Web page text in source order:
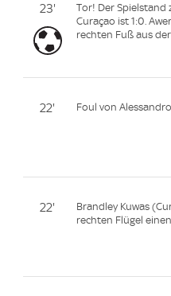
23'
Tor! Der Spielstand
Curaçao ist 1:0.
rechten Fuß aus
22' Foul von
22'
Brandley Kuwas
rechten Flügel